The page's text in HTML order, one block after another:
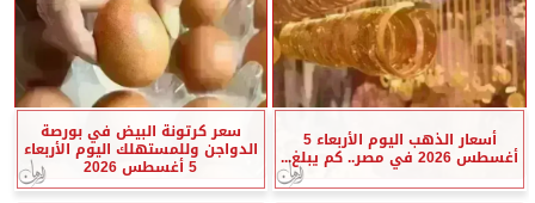
أسعار الذهب اليوم الأربعاء 5
أغسطس 2026 في مصر.. كم يبلغ...
سعر كرتونة البيض في بورصة
الدواجن وللمستهلك اليوم الأربعاء
5 أغسطس 2026